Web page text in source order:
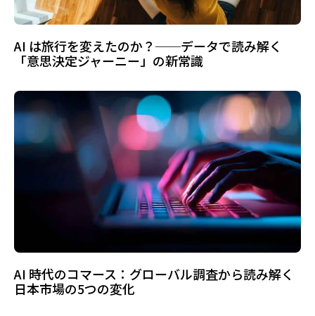
AI は旅行を変えたのか？──データで読み解く
「意思決定ジャーニー」の新常識
AI 時代のコマース：グローバル調査から読み解く
日本市場の5つの変化